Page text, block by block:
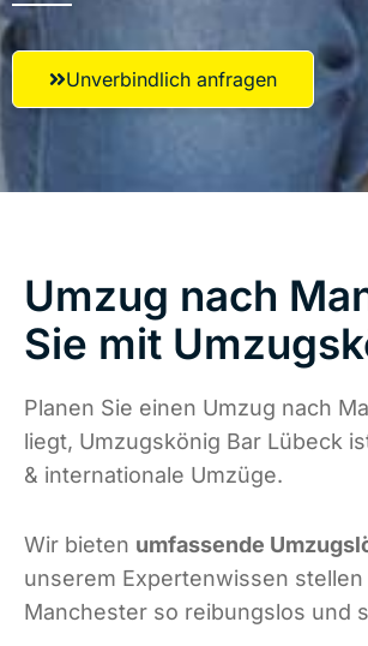
Unverbindlich anfragen
Umzug nach
Sie mit
Planen Sie einen Umzug nach
liegt, Umzugskönig Bar Lübeck
& internationale Umzüge.
Wir bieten umfassende
unserem Expertenwissen
Manchester so reibungslos und